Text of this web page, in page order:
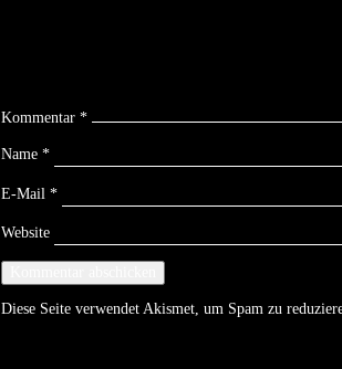
Kommentar *
Name *
E-Mail *
Website
Diese Seite verwendet Akismet, um Spam zu